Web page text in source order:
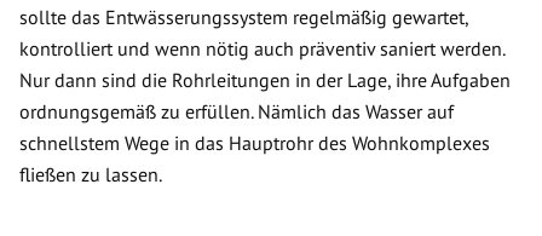
sollte das Entwässerungssystem regelmäßig gewartet,
kontrolliert und wenn nötig auch präventiv saniert werden.
Nur dann sind die Rohrleitungen in der Lage, ihre Aufgaben
ordnungsgemäß zu erfüllen. Nämlich das Wasser auf
schnellstem Wege in das Hauptrohr des Wohnkomplexes
fließen zu lassen.